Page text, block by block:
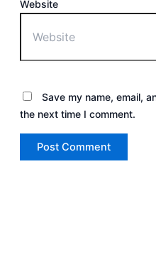
Website
Save my name, email,
the next time I comment.